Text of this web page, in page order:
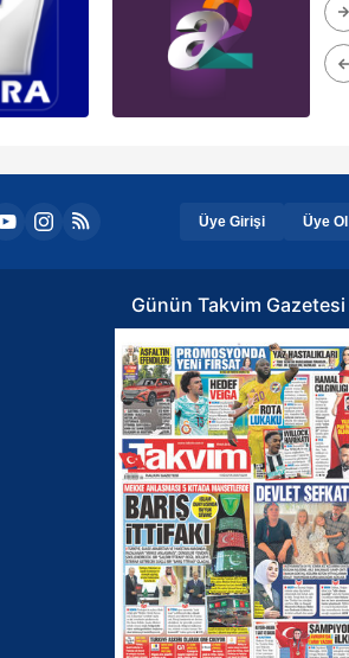
Üye Girişi Üye Ol
Günün Takvim Gazetesi